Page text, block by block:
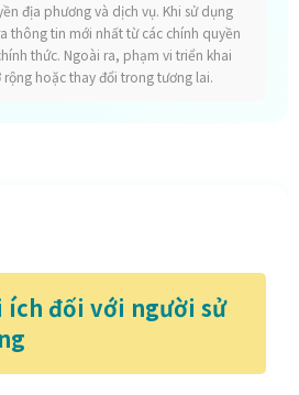
địa phương và dịch vụ. Khi sử dụng
thông tin mới nhất từ các chính quyền
thức. Ngoài ra, phạm vi triển khai
hoặc thay đổi trong tương lai.
ích đối với người sử